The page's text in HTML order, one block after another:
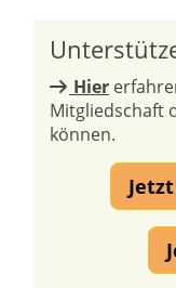
Hier
Mitgliedschaft
können.